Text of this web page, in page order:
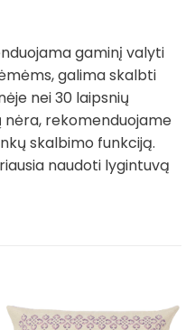
gaminį valyti
galima skalbti
nei 30 laipsnių
rekomenduojame
skalbimo funkciją.
naudoti lygintuvą